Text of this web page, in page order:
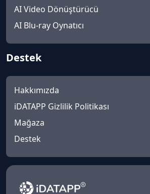
AI Video Dönüştürücü
AI Blu-ray Oynatıcı
Destek
Hakkımızda
iDATAPP Gizlilik Politikası
Mağaza
Destek